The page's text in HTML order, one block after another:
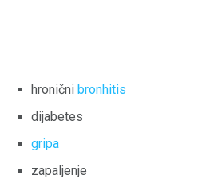
hronični bronhitis
dijabetes
gripa
zapaljenje